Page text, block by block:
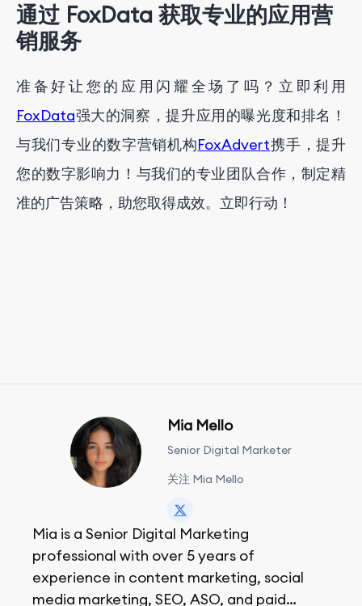
通过 FoxData 获取专业的应用营
销服务
准备好让您的应用闪耀全场了吗？立即利用
FoxData强大的洞察，提升应用的曝光度和排名！
与我们专业的数字营销机构FoxAdvert携手，提升
您的数字影响力！与我们的专业团队合作，制定精
准的广告策略，助您取得成效。立即行动！
Mia Mello
Senior Digital Marketer
关注 Mia Mello
Mia is a Senior Digital Marketing
professional with over 5 years of
experience in content marketing, social
media marketing, SEO, ASO, and paid